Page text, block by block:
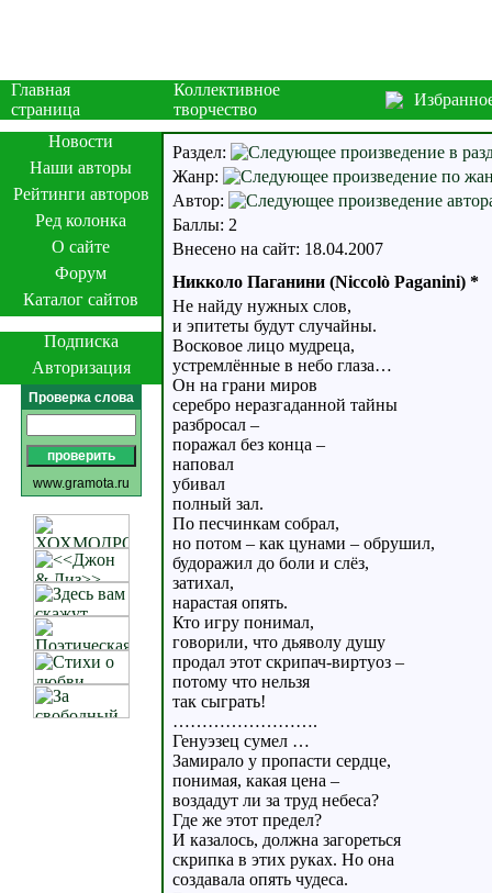
Главная
страница
Коллективное
творчество
Новости
Наши авторы
Рейтинги авторов
Ред колонка
О сайте
Форум
Каталог сайтов
Подписка
Авторизация
Проверка слова
www.gramota.ru
Раздел:
Жанр:
Автор:
Баллы: 2
Внесено на сайт: 18.04.2007
Никколо Паганини (Niccolò Paganini) *
Не найду нужных слов,
и эпитеты будут случайны.
Восковое лицо мудреца,
устремлённые в небо глаза…
Он на грани миров
серебро неразгаданной тайны
разбросал –
поражал без конца –
наповал
убивал
полный зал.
По песчинкам собрал,
но потом – как цунами – обрушил,
будоражил до боли и слёз,
затихал,
нарастая опять.
Кто игру понимал,
говорили, что дьяволу душу
продал этот скрипач-виртуоз –
потому что нельзя
так сыграть!
…………………….
Генуэзец сумел …
Замирало у пропасти сердце,
понимая, какая цена –
воздадут ли за труд небеса?
Где же этот предел?
И казалось, должна загореться
скрипка в этих руках. Но она
создавала опять чудеса.